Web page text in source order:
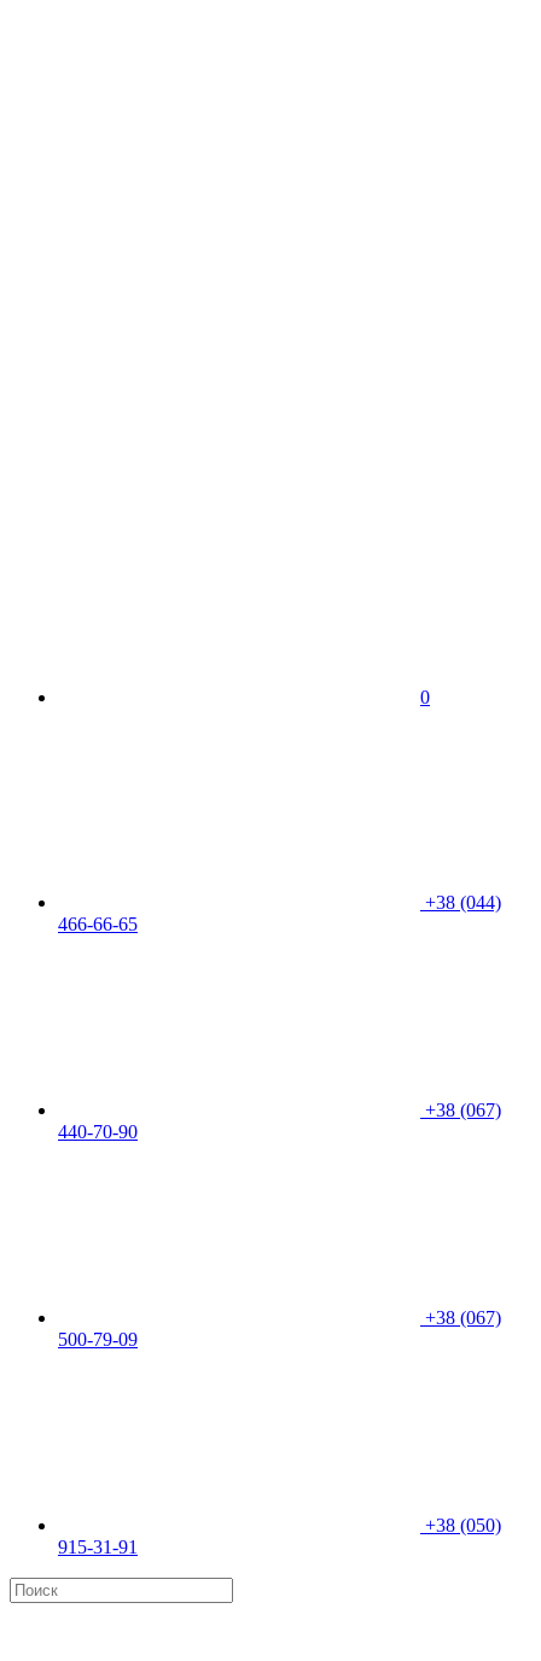
0
+38 (044)
466-66-65
+38 (067)
440-70-90
+38 (067)
500-79-09
+38 (050)
915-31-91